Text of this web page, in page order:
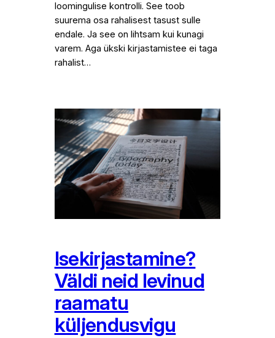
loomingulise kontrolli. See toob
suurema osa rahalisest tasust sulle
endale. Ja see on lihtsam kui kunagi
varem. Aga ükski kirjastamistee ei taga
rahalist…
Isekirjastamine?
Väldi neid levinud
raamatu
küljendusvigu